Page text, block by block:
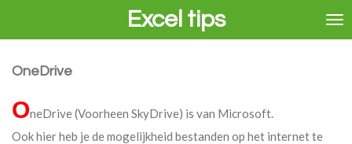
de
Excel tips
OneDrive
OneDrive (Voorheen SkyDrive) is van Microsoft.
Ook hier heb je de mogelijkheid bestanden op het internet te